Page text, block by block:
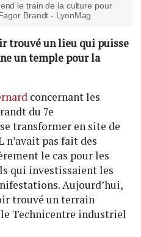
le train de la culture pour
Brandt - LyonMag
trouvé un lieu qui puisse
un temple pour la
concernant les
du 7e
transformer en site de
n’avait pas fait des
le cas pour les
qui investissaient les
Aujourd’hui,
trouvé un terrain
Technicentre industriel